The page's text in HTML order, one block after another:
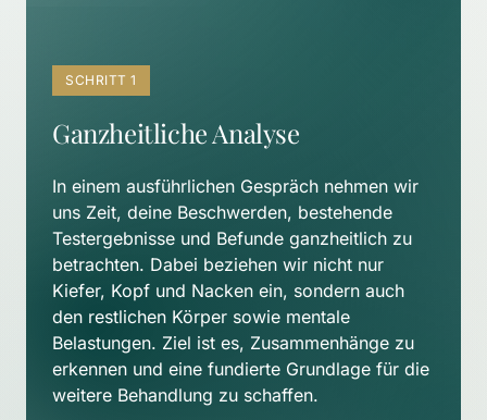
SCHRITT 1
Ganzheitliche Analyse
In einem ausführlichen Gespräch nehmen wir
uns Zeit, deine Beschwerden, bestehende
Testergebnisse und Befunde ganzheitlich zu
betrachten. Dabei beziehen wir nicht nur
Kiefer, Kopf und Nacken ein, sondern auch
den restlichen Körper sowie mentale
Belastungen. Ziel ist es, Zusammenhänge zu
erkennen und eine fundierte Grundlage für die
weitere Behandlung zu schaffen.